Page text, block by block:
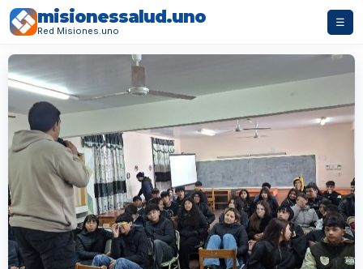
misionessalud.uno
Red Misiones.uno
☰